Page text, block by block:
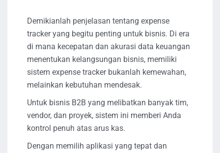
Demikianlah penjelasan tentang expense
tracker yang begitu penting untuk bisnis. Di era
di mana kecepatan dan akurasi data keuangan
menentukan kelangsungan bisnis, memiliki
sistem expense tracker bukanlah kemewahan,
melainkan kebutuhan mendesak.
Untuk bisnis B2B yang melibatkan banyak tim,
vendor, dan proyek, sistem ini memberi Anda
kontrol penuh atas arus kas.
Dengan memilih aplikasi yang tepat dan